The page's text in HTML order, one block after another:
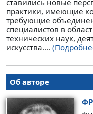
практики, имеющие
требующие
специалистов в
технических наук,
искусства....
Об авторе